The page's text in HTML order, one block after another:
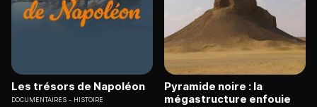
Les trésors de Napoléon
DOCUMENTAIRES HISTOIRE
Pyramide noire : la
mégastructure enfouie